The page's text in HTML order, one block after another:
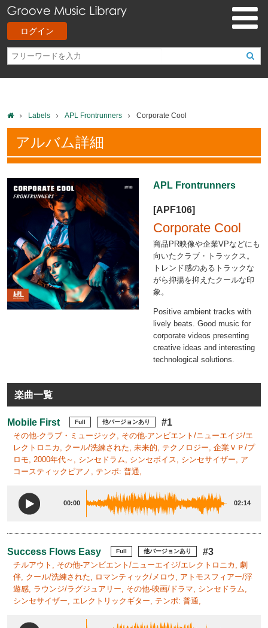
ログイン
Labels APL Frontrunners Corporate Cool
アルバム詳細
APL Frontrunners
[APF106]
Corporate Cool
商品PR映像や企業VPなどにも
向いたクラブ・トラックス。
トレンド感のあるトラックな
がら抑揚を抑えたクールな印
象。
Positive ambient tracks with
lively beats. Good music for
corporate videos presenting
creative ideas and interesting
technological solutions.
楽曲一覧
Mobile First Full 他バージョンあり #1
その他-クラブ・ミュージック, その他-アンビエント/ニューエイジ/エ
レクトロニカ, クール/洗練された, 未来的, テクノロジー, 企業ＶＰ/プ
ロモ, 2000年代～, シンセドラム, シンセボイス, シンセサイザー, ア
コースティックピアノ, テンポ: 普通,
00:00 02:14
Success Flows Easy Full 他バージョンあり #3
チルアウト, その他-アンビエント/ニューエイジ/エレクトロニカ, 劇
伴, クール/洗練された, ロマンティック/メロウ, アトモスフィアー/浮
遊感, ラウンジ/ラグジュアリー, その他-映画/ドラマ, シンセドラム,
シンセサイザー, エレクトリックギター, テンポ: 普通,